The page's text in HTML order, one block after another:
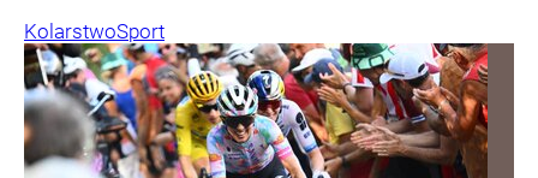
KolarstwoSport